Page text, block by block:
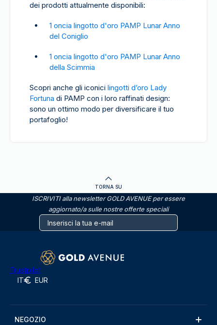
dei prodotti attualmente disponibili:
1 oncia lingotto d'oro PAMP Lunar Anno
del Coniglio
1 oncia lingotto d'oro PAMP Lunar Anno
della Scimmia
Scopri anche gli iconici lingotti d’oro Lady
Fortuna di PAMP con i loro raffinati design:
sono un ottimo modo per diversificare il tuo
portafoglio!
TORNA SU
ISCRIVITI alla newsletter GOLD AVENUE per essere
aggiornato/a sulle nostre offerte speciali
Trustpilot
IT EUR
NEGOZIO